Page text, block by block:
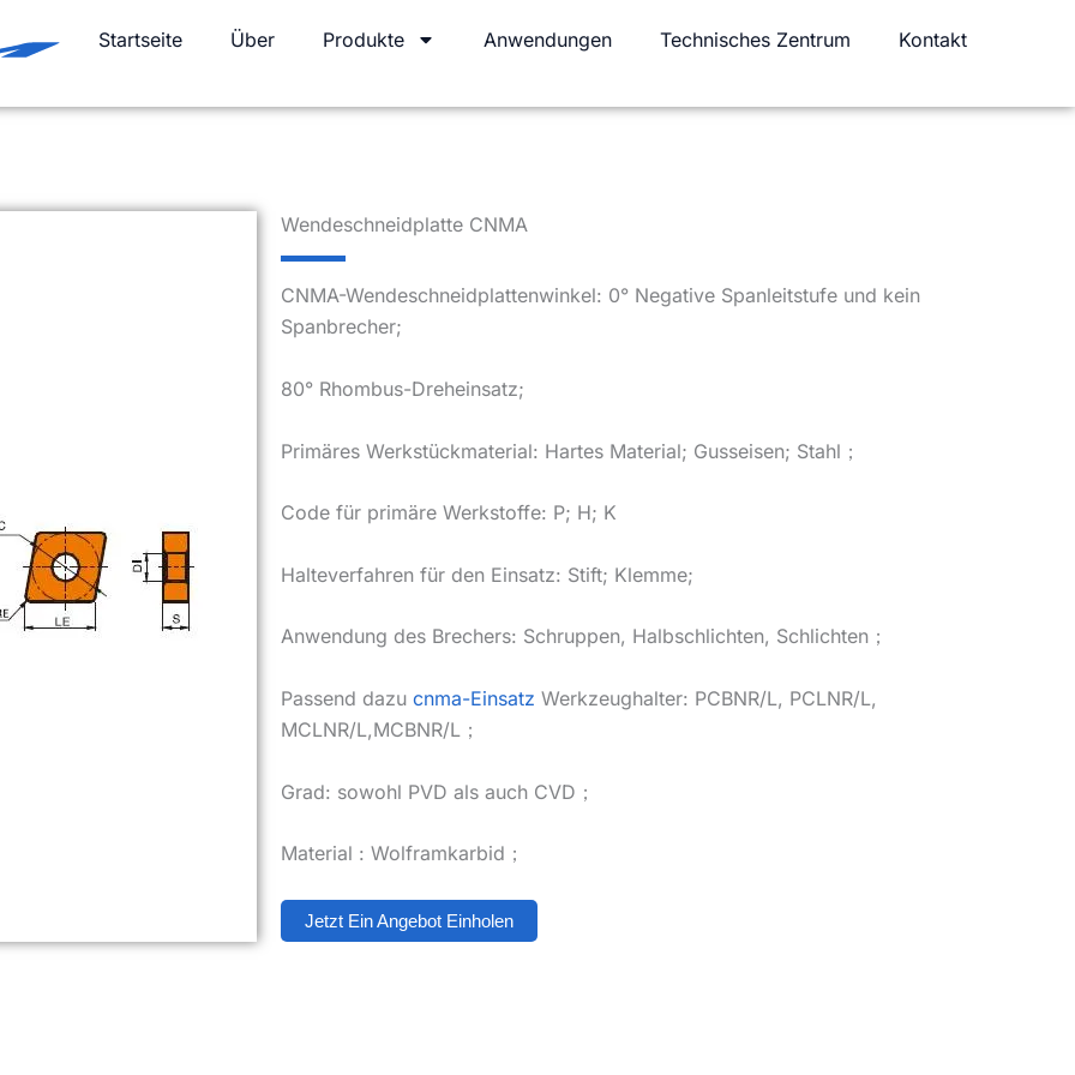
Startseite Über Produkte Anwendungen Technisches Zentrum Kontakt
Wendeschneidplatte CNMA
CNMA-Wendeschneidplattenwinkel: 0° Negative Spanleitstufe und kein
Spanbrecher;
80° Rhombus-Dreheinsatz;
Primäres Werkstückmaterial: Hartes Material; Gusseisen; Stahl；
Code für primäre Werkstoffe: P; H; K
Halteverfahren für den Einsatz: Stift; Klemme;
Anwendung des Brechers: Schruppen, Halbschlichten, Schlichten；
Passend dazu cnma-Einsatz Werkzeughalter: PCBNR/L, PCLNR/L,
MCLNR/L,MCBNR/L；
Grad: sowohl PVD als auch CVD；
Material : Wolframkarbid；
Jetzt Ein Angebot Einholen